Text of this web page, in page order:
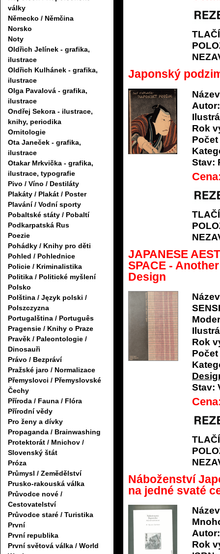
války
Německo / Němčina
Norsko
Noty
Oldřich Jelínek - grafika,
ilustrace
Oldřich Kulhánek - grafika,
ilustrace
Olga Pavalová - grafika,
ilustrace
Ondřej Sekora - ilustrace,
knihy, periodika
Ornitologie
Ota Janeček - grafika,
ilustrace
Otakar Mrkvička - grafika,
ilustrace, typografie
Pivo / Víno / Destiláty
Plakáty / Plakát / Poster
Plavání / Vodní sporty
Pobaltské státy / Pobaltí
Podkarpatská Rus
Poezie
Pohádky / Knihy pro děti
Pohled / Pohlednice
Policie / Kriminalistika
Politika / Politické myšlení
Polsko
Polština / Język polski /
Polszczyzna
Portugalština / Português
Pragensie / Knihy o Praze
Pravěk / Paleontologie /
Dinosauři
Právo / Bezpráví
Pražské jaro / Normalizace
Přemyslovci / Přemyslovské
Čechy
Příroda / Fauna / Flóra
Přírodní vědy
Pro ženy a dívky
Propaganda / Brainwashing
Protektorát / Mnichov /
Slovenský štát
Próza
Průmysl / Zemědělství
Prusko-rakouská válka
Průvodce nové /
Cestovatelství
Průvodce staré / Turistika
První
První republika
První světová válka / World
Japonský
Autor:
Rok
Stav:
JAPANESE
SPACE -
Design
Rok
Stav:
Náboženství
na jedné svaté
Autor:
Rok